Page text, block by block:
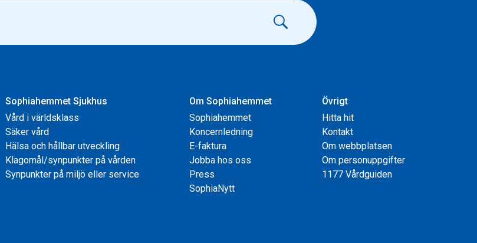
Sophiahemmet Sjukhus
Vård i världsklass
Säker vård
Hälsa och hållbar utveckling
Klagomål/synpunkter på vården
Synpunkter på miljö eller service
Om Sophiahemmet
Sophiahemmet
Koncernledning
E-faktura
Jobba hos oss
Press
SophiaNytt
Övrigt
Hitta hit
Kontakt
Om webbplatsen
Om personuppgifter
1177 Vårdguiden